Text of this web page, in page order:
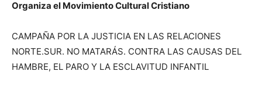
Organiza el Movimiento Cultural Cristiano
CAMPAÑA POR LA JUSTICIA EN LAS RELACIONES
NORTE.SUR. NO MATARÁS. CONTRA LAS CAUSAS DEL
HAMBRE, EL PARO Y LA ESCLAVITUD INFANTIL